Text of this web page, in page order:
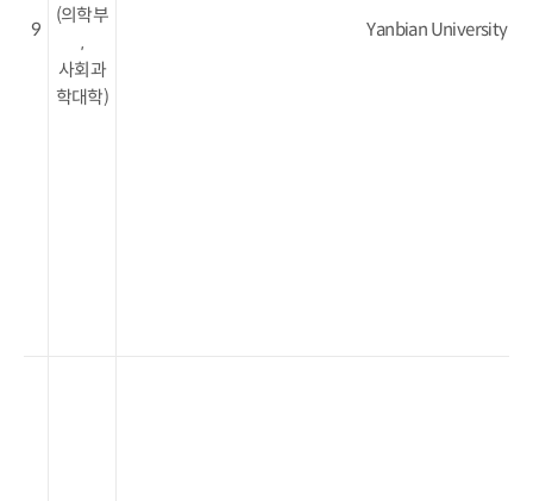
9
(의학부
,
사회과
학대학)
Yanbian University